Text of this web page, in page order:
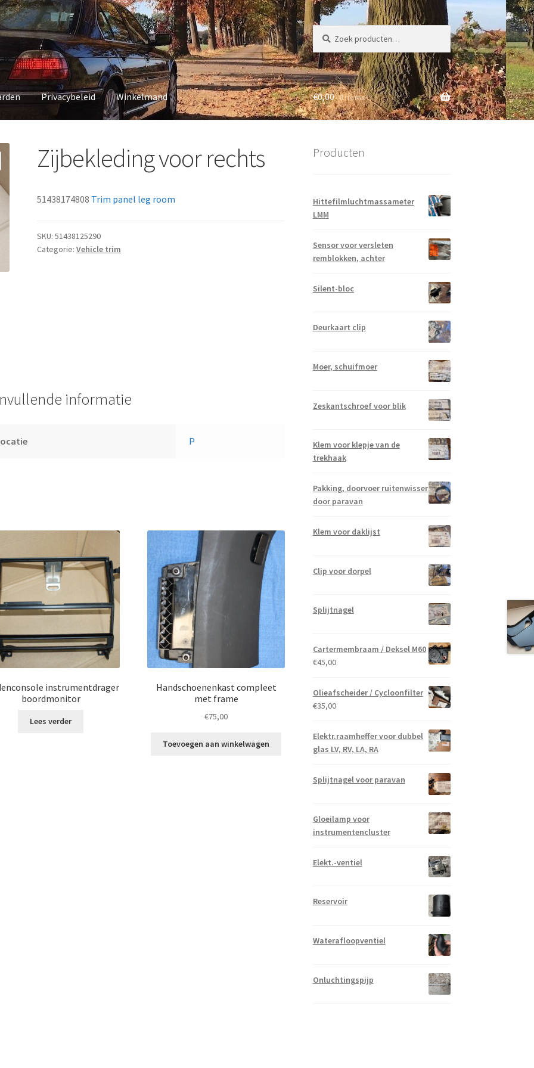
Zoeken
naar:
Zoeken
Privacybeleid Winkelmand €0,00 0 items
Zijbekleding voor rechts
51438174808 Trim panel leg room
SKU:51438125290
Categorie:Vehicle trim
informatie
P
instrumentdrager
boordmonitor
Lees verder
Handschoenenkast compleet
met frame
€75,00
Toevoegen aan winkelwagen
Producten
Hittefilmluchtmassameter
LMM
Sensor voor versleten
remblokken, achter
Silent-bloc
Deurkaart clip
Moer, schuifmoer
Zeskantschroef voor blik
Klem voor klepje van de
trekhaak
Pakking, doorvoer ruitenwisser
door paravan
Klem voor daklijst
Clip voor dorpel
Splijtnagel
Cartermembraam / Deksel M60
€45,00
Olieafscheider / Cycloonfilter
€35,00
Elektr.raamheffer voor dubbel
glas LV, RV, LA, RA
Splijtnagel voor paravan
Gloeilamp voor
instrumentencluster
Elekt.-ventiel
Reservoir
Waterafloopventiel
Onluchtingspijp